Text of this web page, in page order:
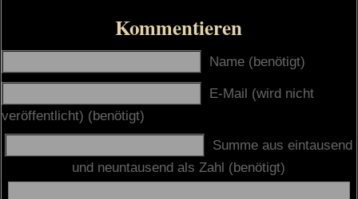
Kommentieren
Name (benötigt)
E-Mail (wird nicht
veröffentlicht) (benötigt)
Summe aus eintausend
und neuntausend als Zahl (benötigt)